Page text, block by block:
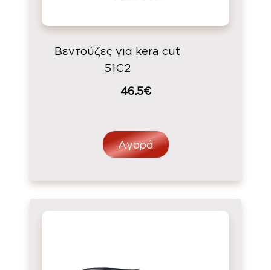
Βεντούζες για kera cut
51C2
46.5€
Αγορά